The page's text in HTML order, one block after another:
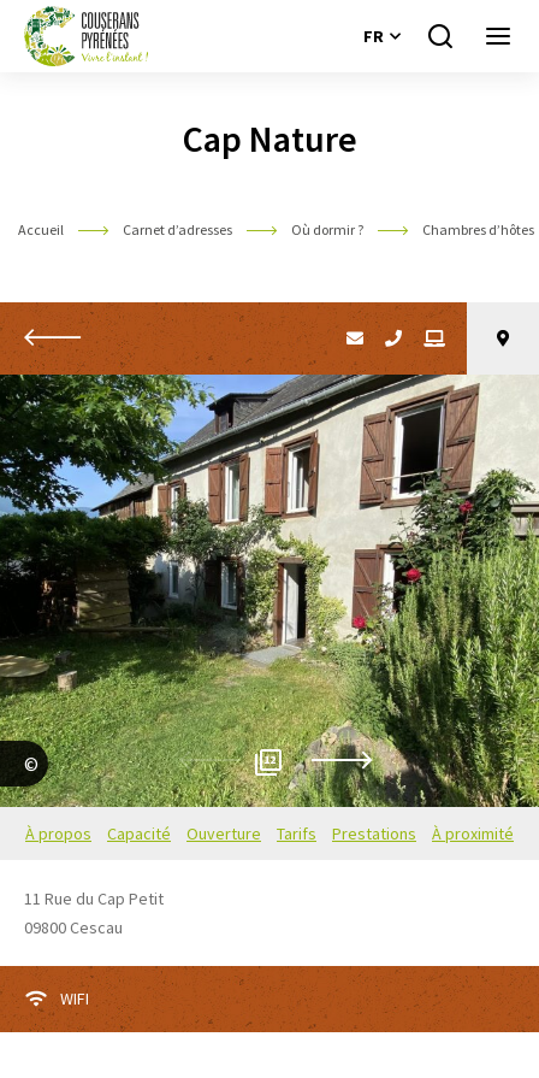
FR
Je
Cap Nature
Accueil Carnet d’adresses Où dormir ? Chambres d’hôtes
Retour
droits non exclusifs 12
À propos Capacité Ouverture Tarifs Prestations À proximité
11 Rue du Cap Petit
09800 Cescau
WIFI